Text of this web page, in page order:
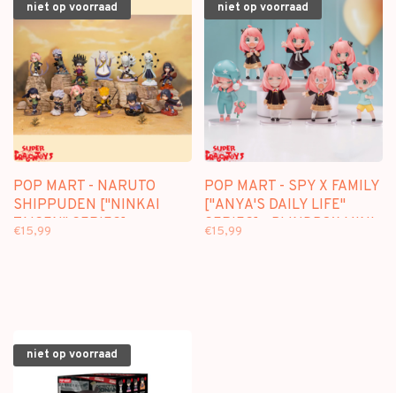
niet op voorraad
POP MART - NARUTO
SHIPPUDEN ["NINKAI
TAISEN" SERIES] -
€15,99
niet op voorraad
POP MART - SPY X FAMILY
["ANYA'S DAILY LIFE"
SERIES] - BLINDBOX MINI
€15,99
niet op voorraad